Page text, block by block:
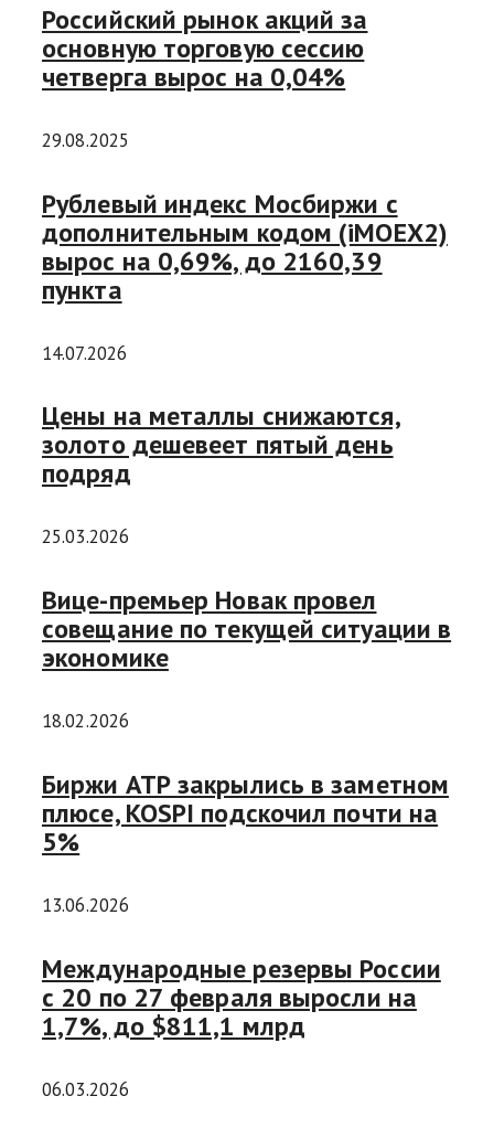
Российский рынок акций за
основную торговую сессию
четверга вырос на 0,04%
29.08.2025
Рублевый индекс Мосбиржи с
дополнительным кодом (iMOEX2)
вырос на 0,69%, до 2160,39
пункта
14.07.2026
Цены на металлы снижаются,
золото дешевеет пятый день
подряд
25.03.2026
Вице-премьер Новак провел
совещание по текущей ситуации в
экономике
18.02.2026
Биржи АТР закрылись в заметном
плюсе, KOSPI подскочил почти на
5%
13.06.2026
Международные резервы России
с 20 по 27 февраля выросли на
1,7%, до $811,1 млрд
06.03.2026